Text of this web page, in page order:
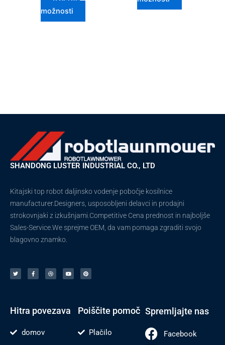
možnosti
SHANDONG LUSTER INDUSTRIAL CO., LTD
Kitajski top robot daljinsko vodenje pobočje kosilnice
manufacturer.Designers, usposobljeni delavci in prodajni
strokovnjaki z izkušnjami.Competitive Cena prednost in najboljše
Sales-Service.We sprejme OEM, da vam pomaga zgraditi svojo
blagovno znamko.
i
t
t
c
e
b
d
e
n
u
t
u
n
t
e
Hitra povezava
domov
Poiščite pomoč
Plačilo
Spremljajte nas
Facebook